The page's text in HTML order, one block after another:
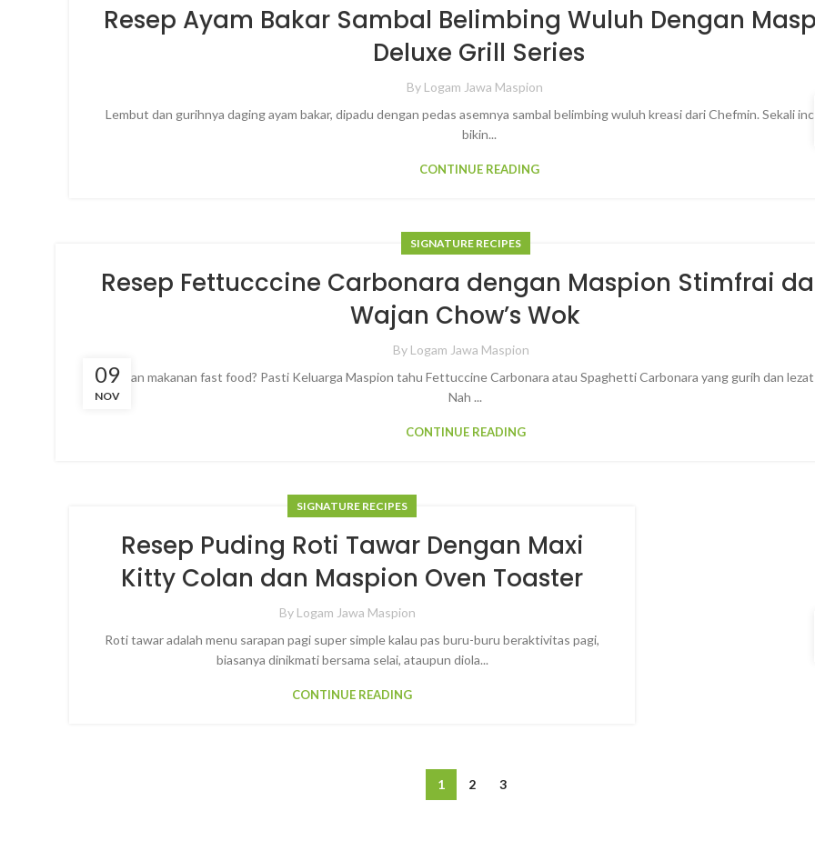
Resep Ayam Bakar Sambal Belimbing Wuluh Dengan
Deluxe Grill Series
By Logam Jawa Maspion
Lembut dan gurihnya daging ayam bakar, dipadu dengan pedas asemnya sambal belimbing wuluh kreasi dari Chefmin. Sekali
bikin...
CONTINUE READING
09
NOV
SIGNATURE RECIPES
Resep Fettucccine Carbonara dengan Maspion Stimfrai
Wajan Chow’s Wok
By Logam Jawa Maspion
Suka jajan makanan fast food? Pasti Keluarga Maspion tahu Fettuccine Carbonara atau Spaghetti Carbonara yang gurih dan lezat
Nah ...
CONTINUE READING
SIGNATURE RECIPES
Resep Puding Roti Tawar Dengan Maxi
Kitty Colan dan Maspion Oven Toaster
By Logam Jawa Maspion
Roti tawar adalah menu sarapan pagi super simple kalau pas buru-buru beraktivitas pagi,
biasanya dinikmati bersama selai, ataupun diola...
CONTINUE READING
1 2 3